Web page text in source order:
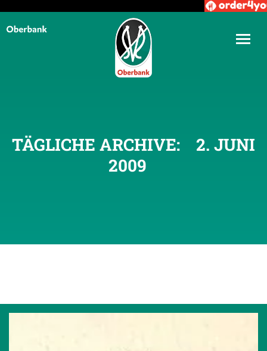
TÄGLICHE ARCHIVE:
2. JUNI
2009